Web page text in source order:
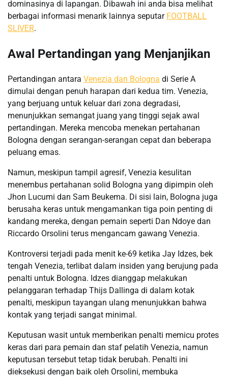
dominasinya di lapangan. Dibawah ini anda bisa melihat
berbagai informasi menarik lainnya seputar FOOTBALL
SLIVER.
Awal Pertandingan yang Menjanjikan
Pertandingan antara Venezia dan Bologna di Serie A
dimulai dengan penuh harapan dari kedua tim. Venezia,
yang berjuang untuk keluar dari zona degradasi,
menunjukkan semangat juang yang tinggi sejak awal
pertandingan. Mereka mencoba menekan pertahanan
Bologna dengan serangan-serangan cepat dan beberapa
peluang emas.
Namun, meskipun tampil agresif, Venezia kesulitan
menembus pertahanan solid Bologna yang dipimpin oleh
Jhon Lucumi dan Sam Beukema. Di sisi lain, Bologna juga
berusaha keras untuk mengamankan tiga poin penting di
kandang mereka, dengan pemain seperti Dan Ndoye dan
Riccardo Orsolini terus mengancam gawang Venezia.
Kontroversi terjadi pada menit ke-69 ketika Jay Idzes, bek
tengah Venezia, terlibat dalam insiden yang berujung pada
penalti untuk Bologna. Idzes dianggap melakukan
pelanggaran terhadap Thijs Dallinga di dalam kotak
penalti, meskipun tayangan ulang menunjukkan bahwa
kontak yang terjadi sangat minimal.
Keputusan wasit untuk memberikan penalti memicu protes
keras dari para pemain dan staf pelatih Venezia, namun
keputusan tersebut tetap tidak berubah. Penalti ini
dieksekusi dengan baik oleh Orsolini, membuka